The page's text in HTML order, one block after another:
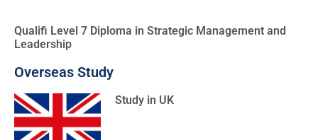
Qualifi Level 7 Diploma in Strategic Management and
Leadership
Overseas Study
Study in UK